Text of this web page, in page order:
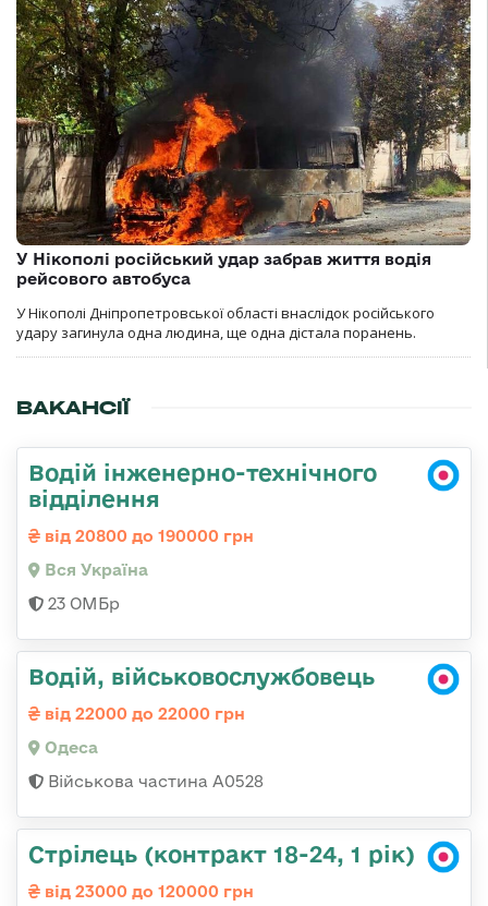
У Нікополі російський удар забрав життя водія
рейсового автобуса
У Нікополі Дніпропетровської області внаслідок російського
удару загинула одна людина, ще одна дістала поранень.
ВАКАНСІЇ
Водій інженерно-технічного
відділення
від 20800 до 190000 грн
Вся Україна
23 ОМБр
Водій, військовослужбовець
від 22000 до 22000 грн
Одеса
Військова частина А0528
Стрілець (контракт 18-24, 1 рік)
від 23000 до 120000 грн